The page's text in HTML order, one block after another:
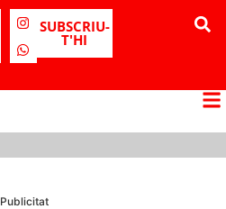
SUBSCRIU-
T'HI
Publicitat